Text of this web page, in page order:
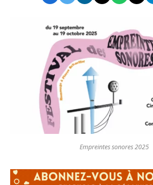
Empreintes sonores 2025